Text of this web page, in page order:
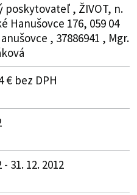
poskytovateľ , ŽIVOT, n.
Hanušovce 176, 059 04
, 37886941 , Mgr.
€ bez DPH
- 31. 12. 2012